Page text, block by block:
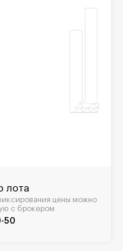
лота
цены можно
с брокером
50